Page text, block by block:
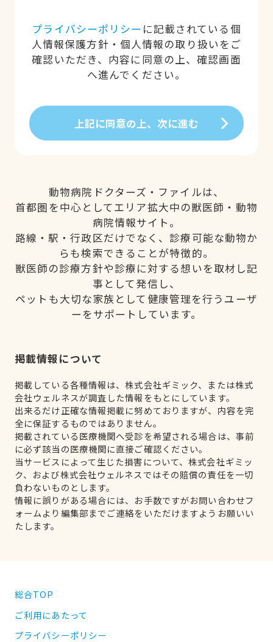
プライバシーポリシー に記載されている個
人情報保護方針・個人情報の取り扱いをご
確認いただき、内容に同意の上、確認画面
へ進んでください。
上記に同意の上、次に進む
動物病院ドクターズ・ファイルは、
首都圏を中心としてエリア拡大中の獣医師・動物
病院情報サイト。
路線・駅・行政区だけでなく、診療可能な動物か
らも検索できることが特徴的。
獣医師の診療方針や診療に対する想いを取材し記
事として発信し、
ペットも大切な家族として健康管理を行うユーザ
ーをサポートしています。
掲載情報について
掲載している各種情報は、株式会社ギミック、または株式
会社ウェルネスが調査した情報をもとにしています。
出来るだけ正確な情報掲載に努めておりますが、内容を完
全に保証するものではありません。
掲載されている医療機関へ受診を希望される場合は、事前
に必ず該当の医療機関に直接ご確認ください。
当サービスによって生じた損害について、株式会社ギミッ
ク、および株式会社ウェルネスではその賠償の責任を一切
負わないものとします。
情報に誤りがある場合には、お手数ですがお問い合わせフ
ォームより編集部までご連絡をいただけますようお願いい
たします。
総合TOP
ご利用にあたって
プライバシーポリシー